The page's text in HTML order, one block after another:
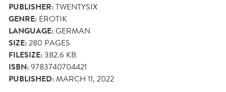
PUBLISHER:TWENTYSIX
GENRE: EROTIK
LANGUAGE:GERMAN
SIZE:280 PAGES
FILESIZE:382.6 KB
ISBN:9783740704421
PUBLISHED:MARCH 11, 2022